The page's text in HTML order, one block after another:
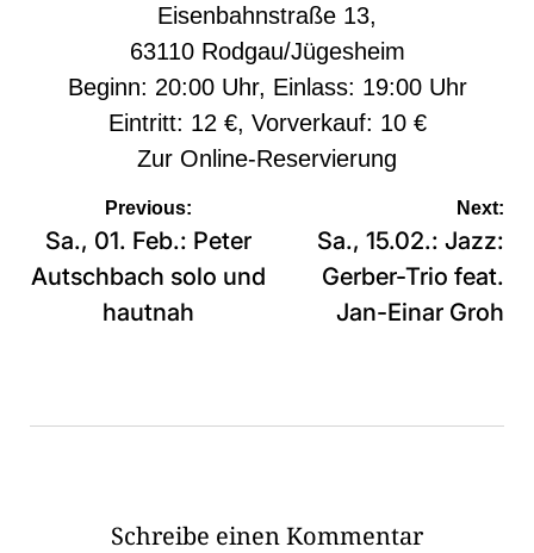
Eisenbahnstraße 13,
63110 Rodgau/Jügesheim
Beginn: 20:00 Uhr, Einlass: 19:00 Uhr
Eintritt: 12 €, Vorverkauf: 10 €
Zur Online-Reservierung
Beitragsnavigation
Previous:
Sa., 01. Feb.: Peter
Autschbach solo und
hautnah
Next:
Sa., 15.02.: Jazz:
Gerber-Trio feat.
Jan-Einar Groh
Schreibe einen Kommentar